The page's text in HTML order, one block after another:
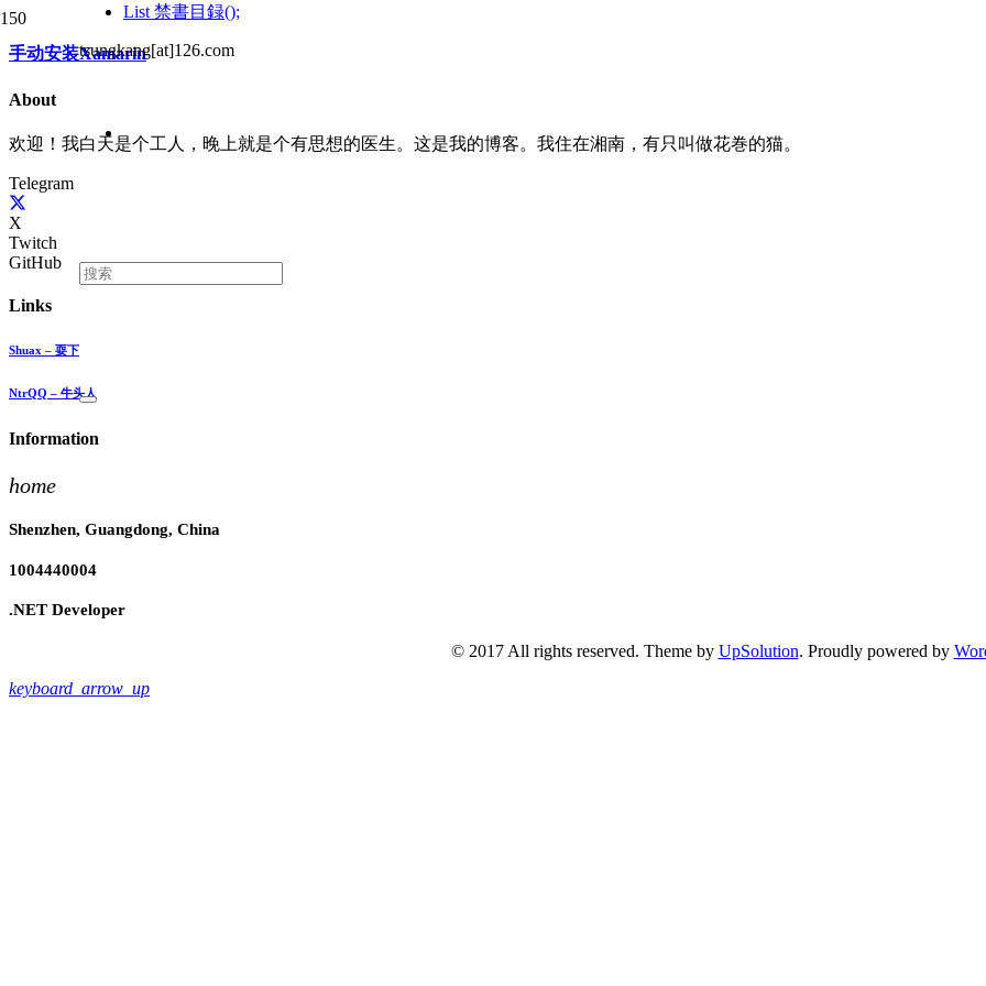
tsungkang[at]126.com
List 禁書目録();
手动安装Xamarin
About
欢迎！我白天是个工人，晚上就是个有思想的医生。这是我的博客。我住在湘南，有只叫做花巻的猫。
Telegram
X
Twitch
GitHub
Links
Shuax – 耍下
NtrQQ – 牛头人
Information
home
Shenzhen, Guangdong, China
1004440004
.NET Developer
© 2017 All rights reserved. Theme by UpSolution. Proudly powered by
keyboard_arrow_up